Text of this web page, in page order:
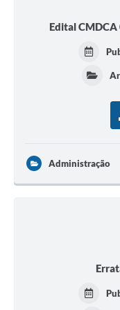
Edital
Administração